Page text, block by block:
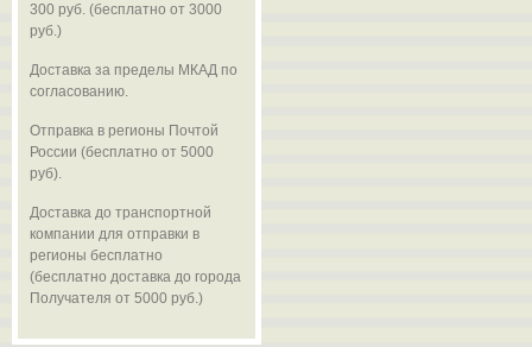
300 руб. (бесплатно от 3000
руб.)
Доставка за пределы МКАД по
согласованию.
Отправка в регионы Почтой
России (бесплатно от 5000
руб).
Доставка до транспортной
компании для отправки в
регионы бесплатно
(бесплатно доставка до города
Получателя от 5000 руб.)